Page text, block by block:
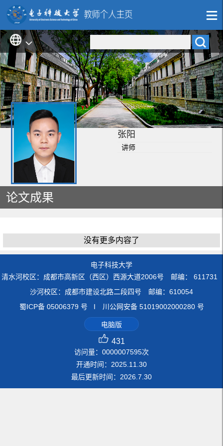
张阳
讲师
论文成果
没有更多内容了
电子科技大学
清水河校区：成都市高新区（西区）西源大道2006号 邮编： 611731
沙河校区：成都市建设北路二段四号 邮编：610054
蜀ICP备 05006379 号 I 川公网安备 51019002000280 号
电脑版
431
访问量： 0000007595次
开通时间： 2025 11 30
最后更新时间： 2026 7 30